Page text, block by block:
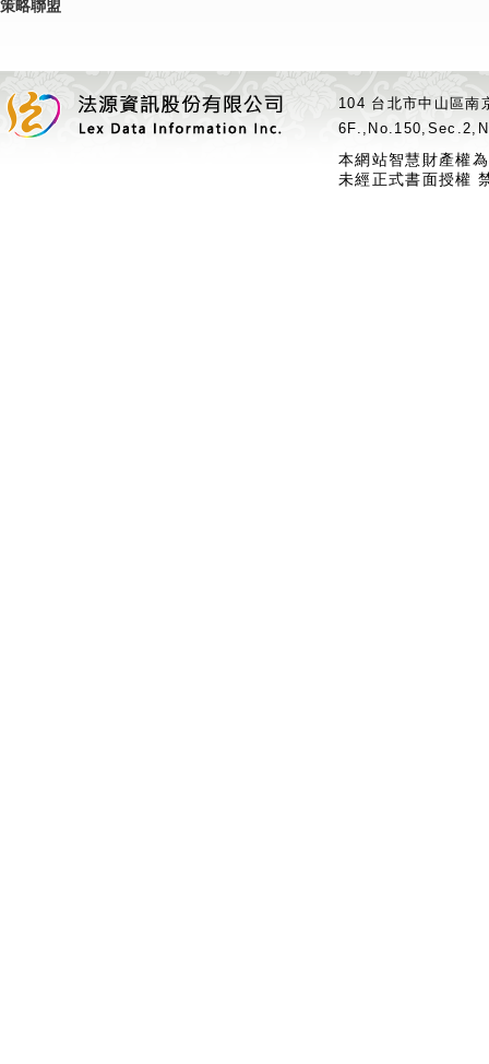
策略聯盟
104 台北市中山區
本網站智慧財產權
未經正式書面授權